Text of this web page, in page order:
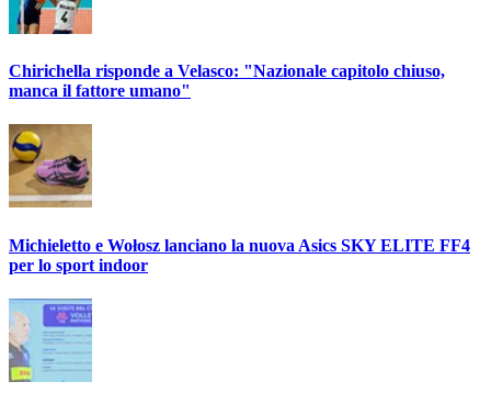
Chirichella risponde a Velasco: "Nazionale capitolo chiuso,
manca il fattore umano"
Michieletto e Wołosz lanciano la nuova Asics SKY ELITE FF4
per lo sport indoor